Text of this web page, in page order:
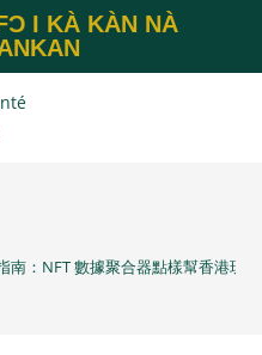
I KÀ KÀN NÀ
南：NFT 數據聚合器點樣幫香港玩